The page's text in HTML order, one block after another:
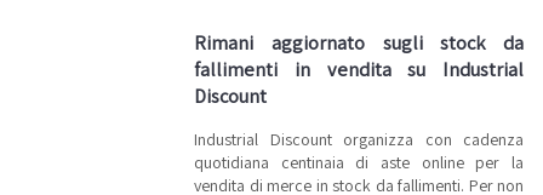
Rimani aggiornato sugli stock da
fallimenti in vendita su Industrial
Discount
Industrial Discount organizza con cadenza
quotidiana centinaia di aste online per la
vendita di merce in stock da fallimenti. Per non